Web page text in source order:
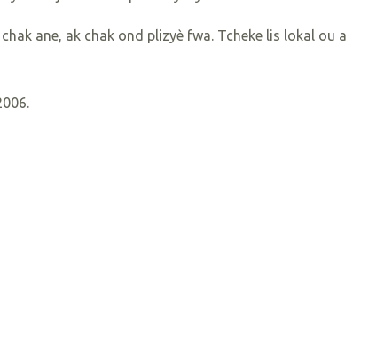
ane, ak chak ond plizyè fwa. Tcheke lis lokal ou a